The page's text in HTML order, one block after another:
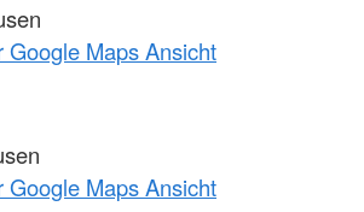
Google Maps Ansicht
Google Maps Ansicht